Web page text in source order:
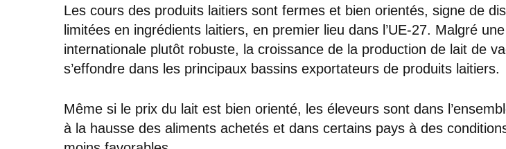
Les cours des produits laitiers sont fermes et bien orientés, signe de
limitées en ingrédients laitiers, en premier lieu dans l’UE-27. Malgré
internationale plutôt robuste, la croissance de la production de lait de
s’effondre dans les principaux bassins exportateurs de produits laitiers.
Même si le prix du lait est bien orienté, les éleveurs sont dans
à la hausse des aliments achetés et dans certains pays à des